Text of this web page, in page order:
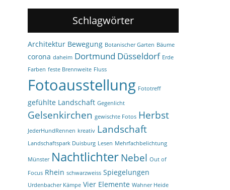
Schlagwörter
Architektur Bewegung Botanischer Garten Bäume
corona daheim Dortmund Düsseldorf Erde
Farben feste Brennweite Fluss
Fotoausstellung Fototreff
gefühlte Landschaft Gegenlicht
Gelsenkirchen gewischte Fotos Herbst
JederHundRennen kreativ Landschaft
Landschaftspark Duisburg Lesen Mehrfachbelichtung
Münster NachtlichterNebel Out of
Focus Rhein schwarzweiss Spiegelungen
Urdenbacher Kämpe Vier Elemente Wahner Heide